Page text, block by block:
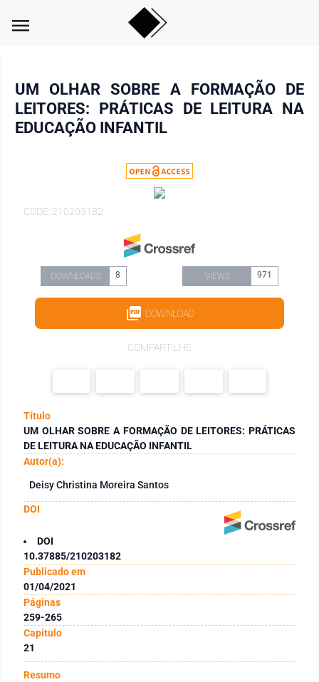
menu
UM OLHAR SOBRE A FORMAÇÃO DE
LEITORES: PRÁTICAS DE LEITURA NA
EDUCAÇÃO INFANTIL
CODE: 210203182
DOWNLOADS 8 VIEWS 971
DOWNLOAD
COMPARTILHE
Título
UM OLHAR SOBRE A FORMAÇÃO DE LEITORES: PRÁTICAS
DE LEITURA NA EDUCAÇÃO INFANTIL
Autor(a):
Deisy Christina Moreira Santos
DOI
DOI
10.37885/210203182
Publicado em
01/04/2021
Páginas
259-265
Capítulo
21
Resumo